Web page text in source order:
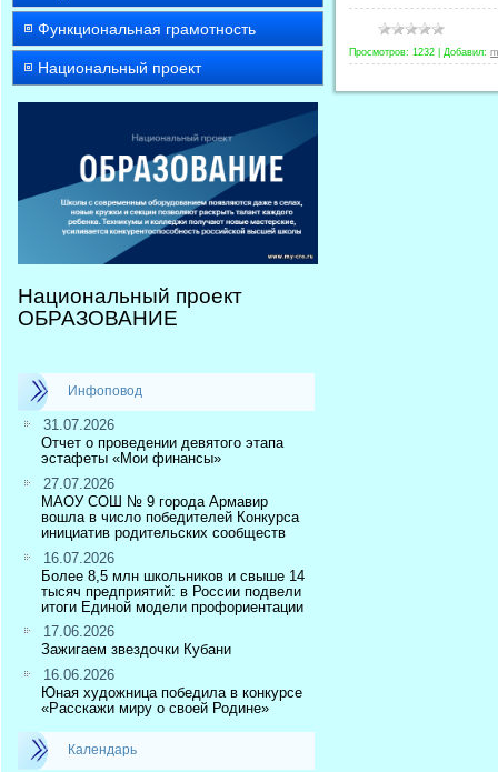
Функциональная грамотность
Национальный проект
Национальный проект
ОБРАЗОВАНИЕ
Инфоповод
31.07.2026
Отчет о проведении девятого этапа
эстафеты «Мои финансы»
27.07.2026
МАОУ СОШ № 9 города Армавир
вошла в число победителей Конкурса
инициатив родительских сообществ
16.07.2026
Более 8,5 млн школьников и свыше 14
тысяч предприятий: в России подвели
итоги Единой модели профориентации
17.06.2026
Зажигаем звездочки Кубани
16.06.2026
Юная художница победила в конкурсе
«Расскажи миру о своей Родине»
Календарь
Просмотров: 1232 Добавил: